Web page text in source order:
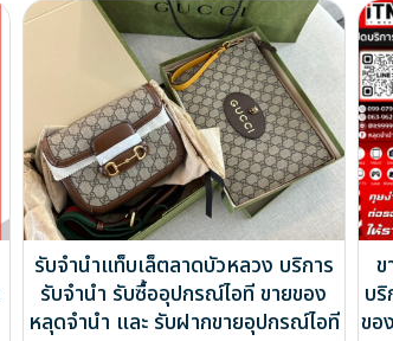
รับจำนำแท็บเล็ตลาดบัวหลวง บริการ
รับจำนำ รับซื้ออุปกรณ์ไอที ขายของ
หลุดจำนำ และ รับฝากขายอุปกรณ์ไอที
บ
ขอ